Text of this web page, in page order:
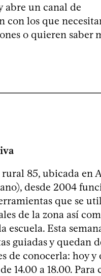
abre un canal de
con los que
o quieren saber
85, ubicada en
desde 2004
que se
de la zona así
escuela. Esta
guiadas y quedan
de conocerla: hoy y
14.00 a 18.00. Para